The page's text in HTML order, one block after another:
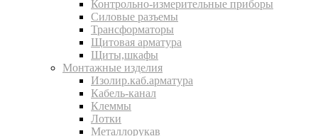
Контрольно-измерительные приборы
Силовые разъемы
Трансформаторы
Щитовая арматура
Щиты,шкафы
Монтажные изделия
Изолир.каб.арматура
Кабель-канал
Клеммы
Лотки
Металлорукав